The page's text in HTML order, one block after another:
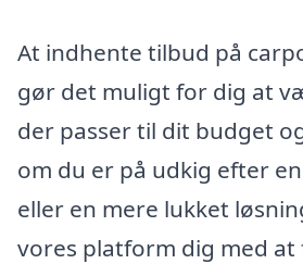
At indhente tilbud på
gør det muligt for dig at
der passer til dit budget
om du er på udkig efter
eller en mere lukket
vores platform dig med